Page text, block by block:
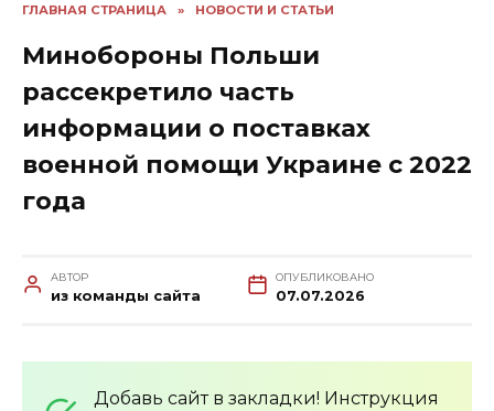
ГЛАВНАЯ СТРАНИЦА » НОВОСТИ И СТАТЬИ
Минобороны Польши
рассекретило часть
информации о поставках
военной помощи Украине с 2022
года
АВТОР
из команды сайта
ОПУБЛИКОВАНО
07.07.2026
Добавь сайт в закладки! Инструкция